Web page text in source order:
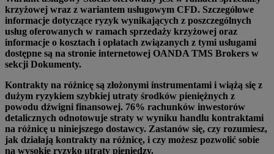
krzyżowej wraz z wariantem usługowym CFD. Szczegółowe
informacje dotyczące ryzyk wynikających z poszczególnych
usług oferowanych w ramach sprzedaży krzyżowej oraz
informacje o kosztach i opłatach związanych z tymi usługami
dostępne są na stronie internetowej OANDA TMS Brokers w
sekcji Dokumenty.
Kontrakty na różnicę są złożonymi instrumentami i wiążą się z
dużym ryzykiem szybkiej utraty środków pieniężnych z
powodu dźwigni finansowej. 76% rachunków inwestorów
detalicznych odnotowuje straty w wyniku handlu kontraktami
na różnicę u niniejszego dostawcy. Zastanów się, czy rozumiesz,
jak działają kontrakty na różnicę, i czy możesz pozwolić sobie
na wysokie ryzyko utraty pieniędzy.